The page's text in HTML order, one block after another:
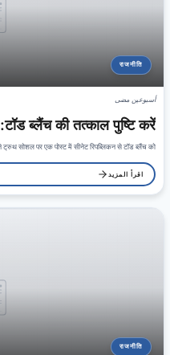
राजनीति
أسبوعين مضى
टॉड ब्लैंच की तत्काल पुष्टि करें:
ट्रुथ सोशल पर एक पोस्ट में सीनेट रिपब्लिकन से टॉड ब्लैंच को…
اقرأ المزيد
राजनीति